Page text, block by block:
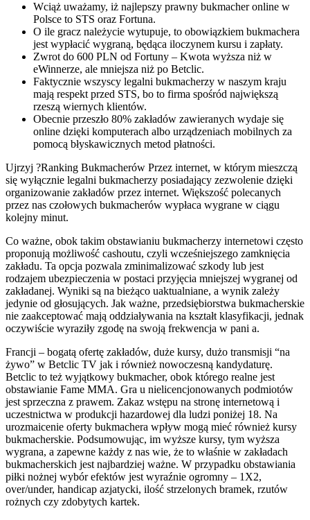
Wciąż uważamy, iż najlepszy prawny bukmacher online w
Polsce to STS oraz Fortuna.
O ile gracz należycie wytupuje, to obowiązkiem bukmachera
jest wypłacić wygraną, będąca iloczynem kursu i zapłaty.
Zwrot do 600 PLN od Fortuny – Kwota wyższa niż w
eWinnerze, ale mniejsza niż po Betclic.
Faktycznie wszyscy legalni bukmacherzy w naszym kraju
mają respekt przed STS, bo to firma spośród największą
rzeszą wiernych klientów.
Obecnie przeszło 80% zakładów zawieranych wydaje się
online dzięki komputerach albo urządzeniach mobilnych za
pomocą błyskawicznych metod płatności.
Ujrzyj ?Ranking Bukmacherów Przez internet, w którym mieszczą
się wyłącznie legalni bukmacherzy posiadający zezwolenie dzięki
organizowanie zakładów przez internet. Większość polecanych
przez nas czołowych bukmacherów wypłaca wygrane w ciągu
kolejny minut.
Co ważne, obok takim obstawianiu bukmacherzy internetowi często
proponują możliwość cashoutu, czyli wcześniejszego zamknięcia
zakładu. Ta opcja pozwala zminimalizować szkody lub jest
rodzajem ubezpieczenia w postaci przyjęcia mniejszej wygranej od
zakładanej. Wyniki są na bieżąco uaktualniane, a wynik zależy
jedynie od głosujących. Jak ważne, przedsiębiorstwa bukmacherskie
nie zaakceptować mają oddziaływania na kształt klasyfikacji, jednak
oczywiście wyraziły zgodę na swoją frekwencja w pani a.
Francji – bogatą ofertę zakładów, duże kursy, dużo transmisji “na
żywo” w Betclic TV jak i również nowoczesną kandydaturę.
Betclic to też wyjątkowy bukmacher, obok którego realne jest
obstawianie Fame MMA. Gra u nielicencjonowanych podmiotów
jest sprzeczna z prawem. Zakaz wstępu na stronę internetową i
uczestnictwa w produkcji hazardowej dla ludzi poniżej 18. Na
urozmaicenie oferty bukmachera wpływ mogą mieć również kursy
bukmacherskie. Podsumowując, im wyższe kursy, tym wyższa
wygrana, a zapewne każdy z nas wie, że to właśnie w zakładach
bukmacherskich jest najbardziej ważne. W przypadku obstawiania
piłki nożnej wybór efektów jest wyraźnie ogromny – 1X2,
over/under, handicap azjatycki, ilość strzelonych bramek, rzutów
rożnych czy zdobytych kartek.